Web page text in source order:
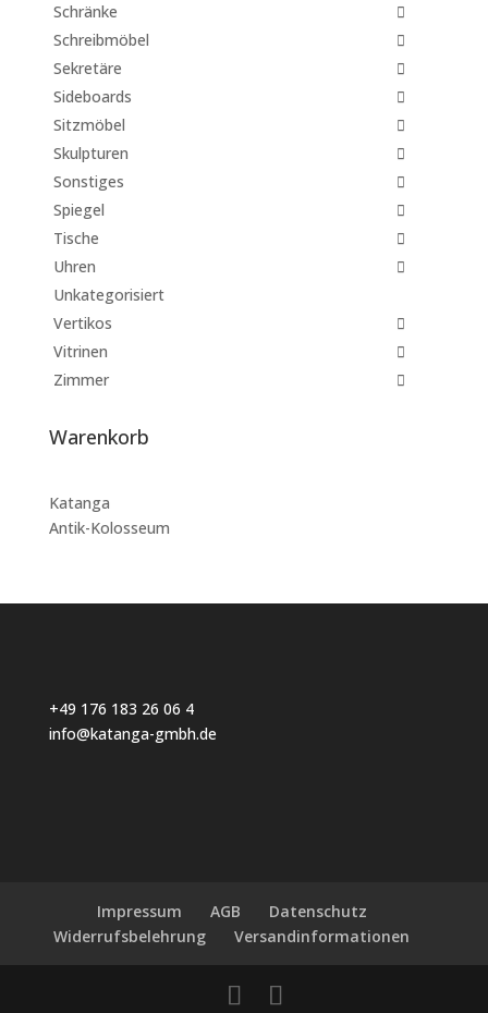
Schränke
Schreibmöbel
Sekretäre
Sideboards
Sitzmöbel
Skulpturen
Sonstiges
Spiegel
Tische
Uhren
Unkategorisiert
Vertikos
Vitrinen
Zimmer
Warenkorb
Katanga
Antik-Kolosseum
+49 176 183 26 06 4
info@katanga-gmbh.de
Impressum AGB
Datenschutz
Widerrufsbelehrung
Versandinformationen